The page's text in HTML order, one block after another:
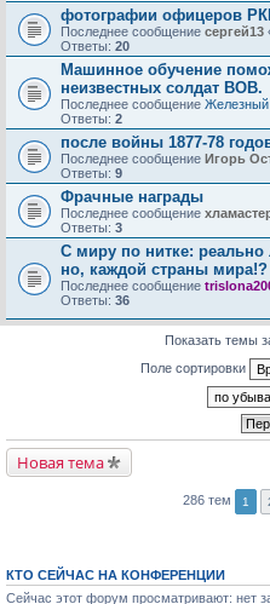
фотографии офицеров
Последнее сообщение сергей13
Ответы: 20
Машинное обучение
неизвестных солдат ВОВ.
Последнее сообщение Железный
Ответы: 2
после войны 1877-78
Последнее сообщение Игорь
Ответы: 9
Фрачные награды
Последнее сообщение
Ответы: 3
С миру по нитке: реально
но, каждой страны мира!?
Последнее сообщение
Ответы: 36
Показать темы
Поле сортировки
Новая тема
286 тем 1
КТО СЕЙЧАС НА КОНФЕРЕНЦИИ
Сейчас этот форум просматривают: нет